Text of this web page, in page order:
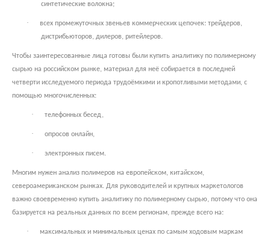
синтетические волокна;
·
всех промежуточных звеньев коммерческих цепочек: трейдеров,
дистрибьюторов, дилеров, ритейлеров.
Чтобы заинтересованные лица готовы были купить аналитику по полимерному
сырью на российском рынке, материал для неё собирается в последней
четверти исследуемого периода трудоёмкими и кропотливыми методами, с
помощью многочисленных:
· телефонных бесед,
· опросов онлайн,
· электронных писем.
Многим нужен анализ полимеров на европейском, китайском,
североамериканском рынках. Для руководителей и крупных маркетологов
важно своевременно купить аналитику по полимерному сырью, потому что она
базируется на реальных данных по всем регионам, прежде всего на:
·
максимальных и минимальных ценах по самым ходовым маркам